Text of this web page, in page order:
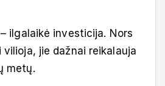
ilgalaikė investicija. Nors
vilioja, jie dažnai reikalauja
metų.